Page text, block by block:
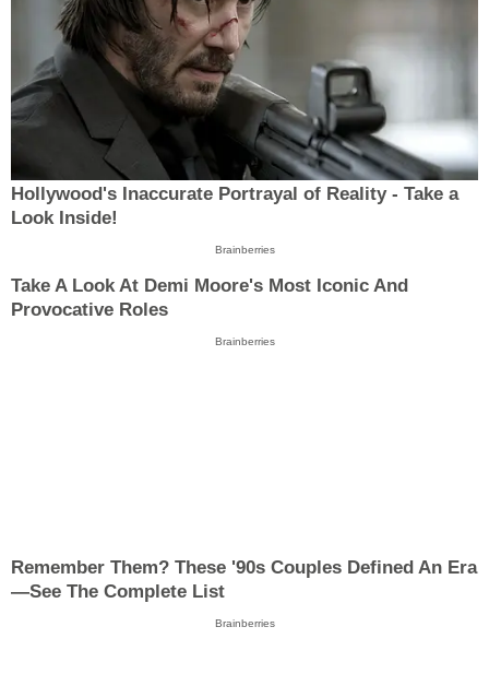
Hollywood's Inaccurate Portrayal of Reality - Take a
Look Inside!
Brainberries
Take A Look At Demi Moore's Most Iconic And
Provocative Roles
Brainberries
Remember Them? These '90s Couples Defined An Era
—See The Complete List
Brainberries